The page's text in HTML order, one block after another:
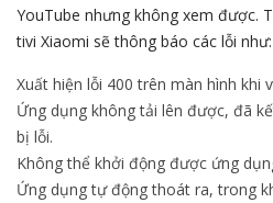
YouTube nhưng không xem được.
tivi Xiaomi sẽ thông báo các lỗi như:
Xuất hiện lỗi 400 trên màn hình khi
Ứng dụng không tải lên được, đã
bị lỗi.
Không thể khởi động được ứng
Ứng dụng tự động thoát ra, trong